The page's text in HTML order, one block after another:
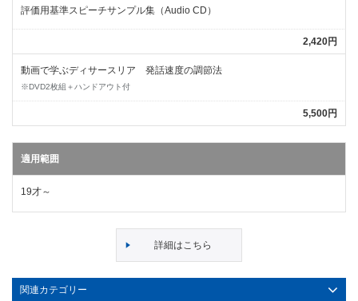
評価用基準スピーチサンプル集（Audio CD）
2,420円
動画で学ぶディサースリア 発話速度の調節法
※DVD2枚組＋ハンドアウト付
5,500円
適用範囲
19才～
詳細はこちら
関連カテゴリー